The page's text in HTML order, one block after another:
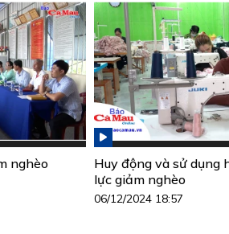
nghèo
Huy động và sử dụng
lực giảm nghèo
06/12/2024 18:57